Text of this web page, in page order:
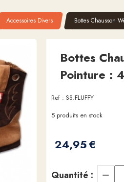
Accessoires Divers Bottes Chausson
Bottes
Pointure :
Ref : SS.FLUFFY
24,95€
5 produits en stock
Quantité :